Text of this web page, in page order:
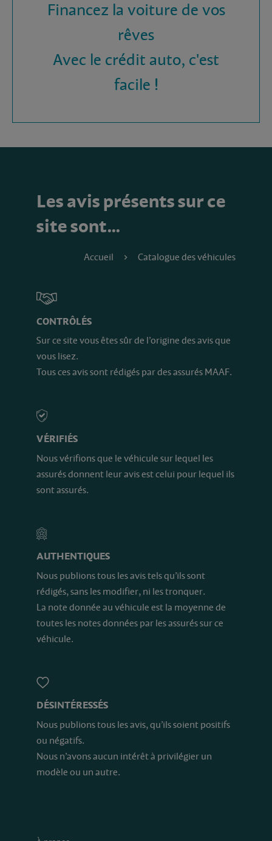
Financez la voiture de vos
rêves
Avec le crédit auto, c'est
facile !
Les avis présents sur ce
site sont…
Accueil Catalogue des véhicules
CONTRÔLÉS
Sur ce site vous êtes sûr de l’origine des avis que
vous lisez.
Tous ces avis sont rédigés par des assurés MAAF.
VÉRIFIÉS
Nous vérifions que le véhicule sur lequel les
assurés donnent leur avis est celui pour lequel ils
sont assurés.
AUTHENTIQUES
Nous publions tous les avis tels qu’ils sont
rédigés, sans les modifier, ni les tronquer.
La note donnée au véhicule est la moyenne de
toutes les notes données par les assurés sur ce
véhicule.
DÉSINTÉRESSÉS
Nous publions tous les avis, qu’ils soient positifs
ou négatifs.
Nous n’avons aucun intérêt à privilégier un
modèle ou un autre.